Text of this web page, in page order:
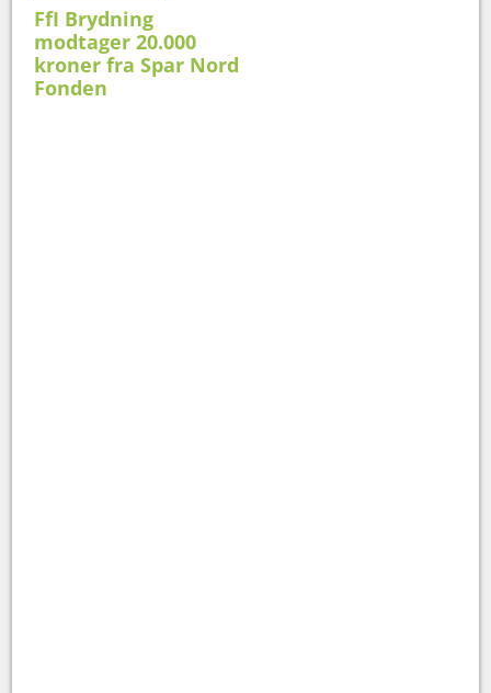
FfI Brydning
modtager 20.000
kroner fra Spar Nord
Fonden